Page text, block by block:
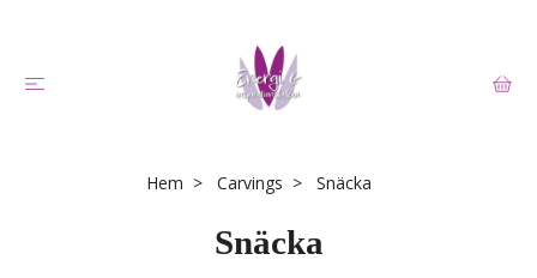
Hem Carvings Snäcka
Snäcka